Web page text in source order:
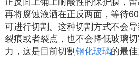
再将腐蚀液洒在正反两面，等待
可进行切割。这种切割方式不会
裂痕或者裂点，也不会降低玻璃
力，这是目前切割钢化玻璃的最佳